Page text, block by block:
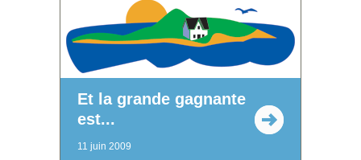
Et la grande gagnante
est...
11 juin 2009